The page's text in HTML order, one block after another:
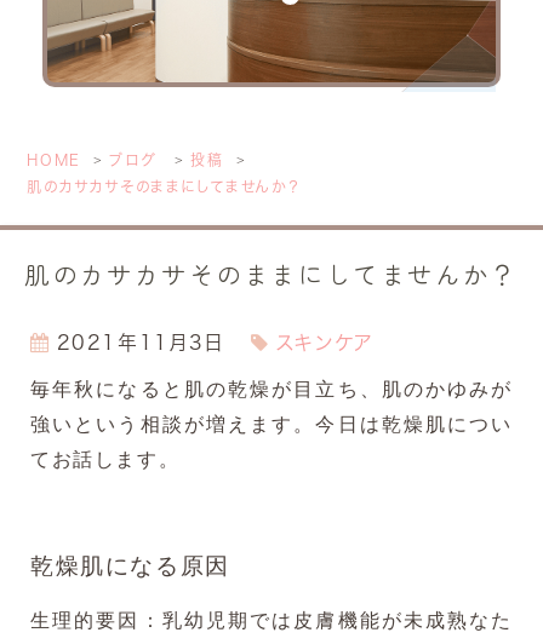
HOME ブログ
投稿
肌のカサカサそのままにしてませんか？
肌のカサカサそのままにしてませんか？
2021年11月3日 スキンケア
毎年秋になると肌の乾燥が目立ち、肌のかゆみが
強いという相談が増えます。今日は乾燥肌につい
てお話します。
乾燥肌になる原因
生理的要因：乳幼児期では皮膚機能が未成熟なた